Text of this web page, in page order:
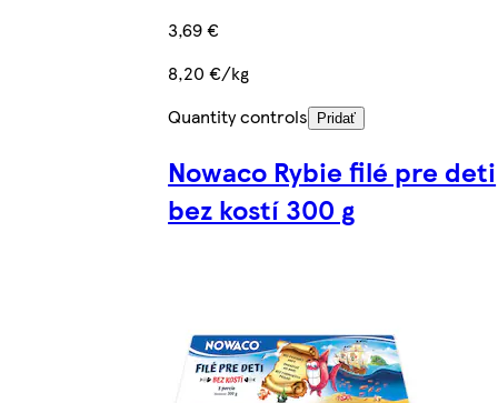
3,69 €
8,20 €/kg
Quantity controls
Pridať
Nowaco Rybie filé pre deti
bez kostí 300 g